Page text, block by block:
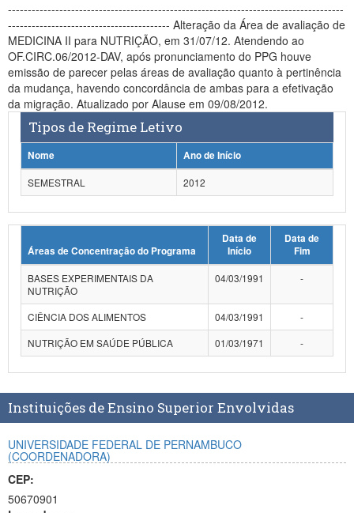
Ministério da Mulher, da Família e dos Direitos Humanos
Secretaria de Governo
Gabinete de Segurança Institucional
-------------------------------------------------------------------------------------
----------------------------------------- Alteração da Área de avaliação de
MEDICINA II para NUTRIÇÃO, em 31/07/12. Atendendo ao
OF.CIRC.06/2012-DAV, após pronunciamento do PPG houve
emissão de parecer pelas áreas de avaliação quanto à pertinência
da mudança, havendo concordância de ambas para a efetivação
da migração. Atualizado por Alause em 09/08/2012.
Tipos de Regime Letivo
Nome
Ano de Início
SEMESTRAL
2012
Áreas de Concentração do Programa
Data de
Início
Data de
Fim
BASES EXPERIMENTAIS DA
NUTRIÇÃO
04/03/1991 -
CIÊNCIA DOS ALIMENTOS 04/03/1991
-
NUTRIÇÃO EM SAÚDE PÚBLICA
01/03/1971 -
Instituições de Ensino Superior Envolvidas
UNIVERSIDADE FEDERAL DE PERNAMBUCO
(COORDENADORA)
CEP:
50670901